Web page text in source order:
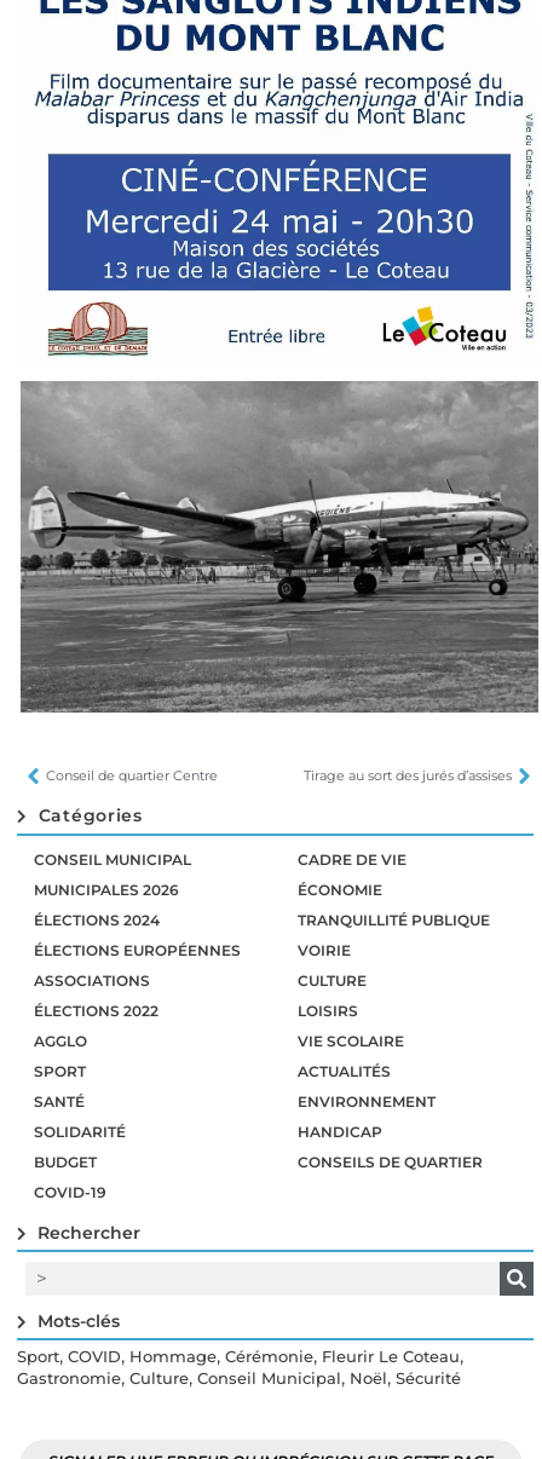
Conseil de quartier Centre Tirage au sort des jurés d’assises
Catégories
CONSEIL MUNICIPAL
MUNICIPALES 2026
ÉLECTIONS 2024
ÉLECTIONS EUROPÉENNES
ASSOCIATIONS
ÉLECTIONS 2022
AGGLO
SPORT
SANTÉ
SOLIDARITÉ
BUDGET
COVID-19
CADRE DE VIE
ÉCONOMIE
TRANQUILLITÉ PUBLIQUE
VOIRIE
CULTURE
LOISIRS
VIE SCOLAIRE
ACTUALITÉS
ENVIRONNEMENT
HANDICAP
CONSEILS DE QUARTIER
Rechercher
Mots-clés
Sport, COVID, Hommage, Cérémonie, Fleurir Le Coteau,
Gastronomie, Culture, Conseil Municipal, Noël, Sécurité